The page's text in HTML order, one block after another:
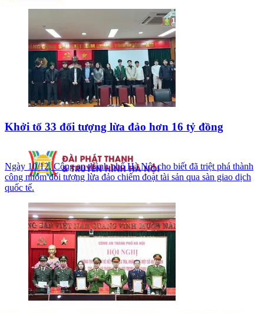
Khởi tố 33 đối tượng lừa đảo hơn 16 tỷ đồng
Ngày 10/12, Công an thành phố Hà Nội cho biết đã triệt phá thành
công nhóm đối tượng lừa đảo chiếm đoạt tài sản qua sàn giao dịch
quốc tế.